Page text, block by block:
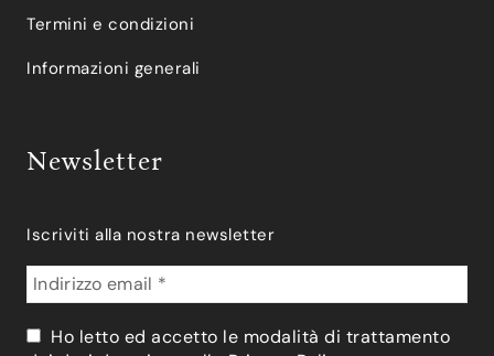
Termini e condizioni
Informazioni generali
Newsletter
Iscriviti alla nostra newsletter
Ho letto ed accetto le modalità di trattamento